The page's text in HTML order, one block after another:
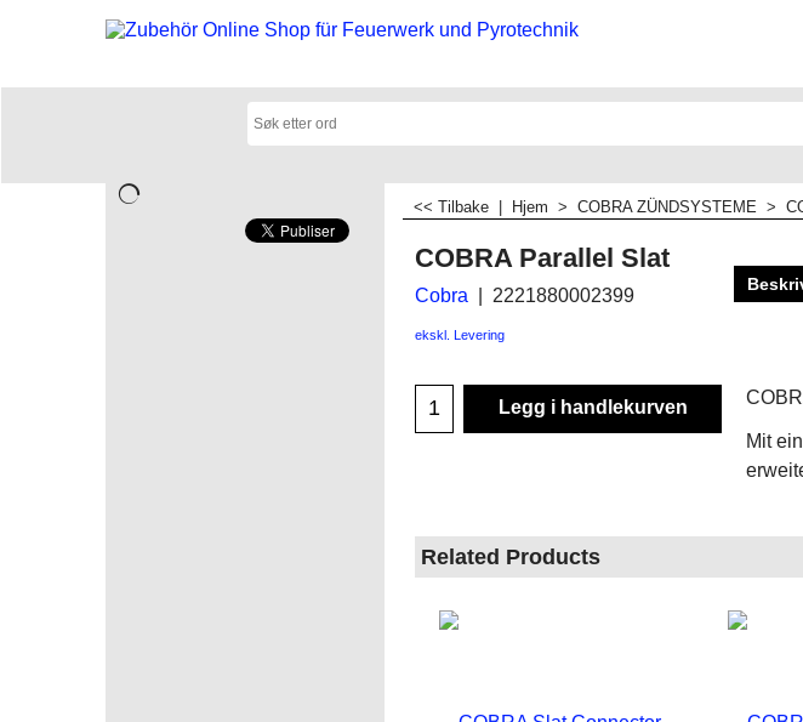
<< Tilbake Hjem > COBRA ZÜNDSYSTEME >
COBRA Parallel Slat
Cobra 2221880002399
ekskl. Levering
Legg i handlekurven
Mit
Related Products